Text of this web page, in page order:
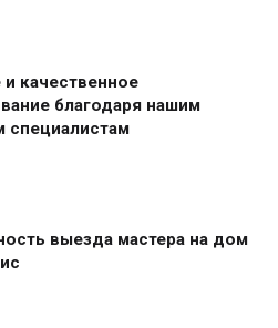
качественное
благодаря нашим
специалистам
выезда мастера на дом